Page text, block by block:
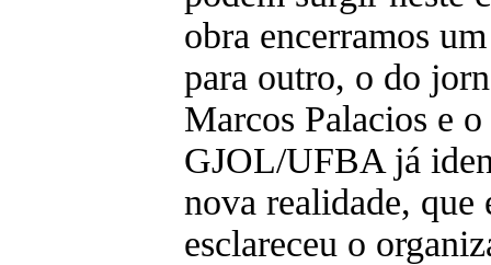
obra encerramos
para outro, o do
Marcos Palacios e
GJOL/UFBA já
nova realidade, que
esclareceu o